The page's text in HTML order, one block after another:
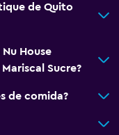
de Quito
House
Sucre?
de comida?